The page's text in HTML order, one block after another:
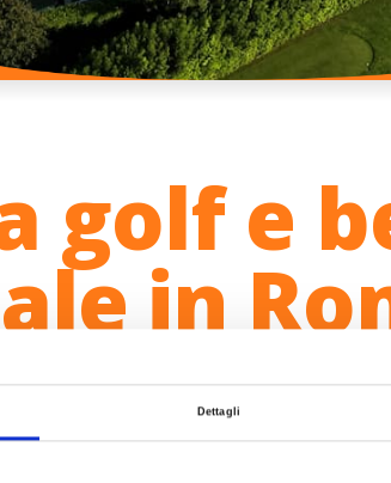
Dettagli
golf e
in
allo stato puro, il binomio perfetto
la massima concentrazione.
il suo obiettivo.